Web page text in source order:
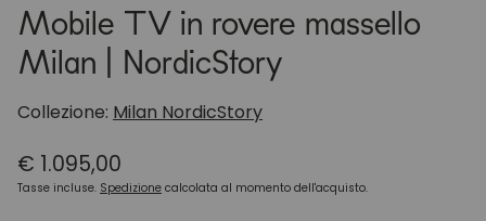
Mobile TV in rovere massello
Milan | NordicStory
Collezione: Milan NordicStory
Prezzo
normale
€ 1.095,00
Tasse incluse. Spedizione calcolata al momento dell'acquisto.